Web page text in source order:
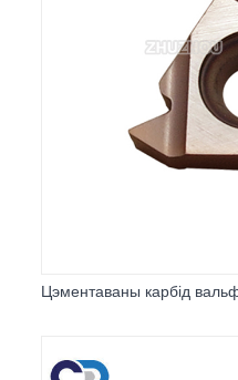
Цэментаваны карбід